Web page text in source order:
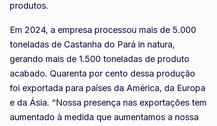
produtos.
Em 2024, a empresa processou mais de 5.000
toneladas de Castanha do Pará in natura,
gerando mais de 1.500 toneladas de produto
acabado. Quarenta por cento dessa produção
foi exportada para países da América, da Europa
e da Ásia. “Nossa presença nas exportações tem
aumentado à medida que aumentamos a nossa